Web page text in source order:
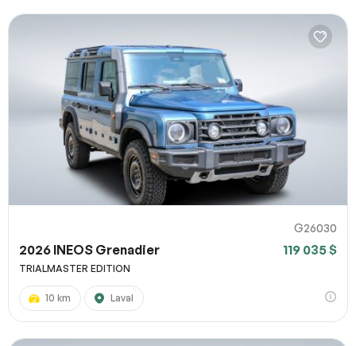
G26030
2026 INEOS Grenadier 119 035 $
TRIALMASTER EDITION
10 km Laval